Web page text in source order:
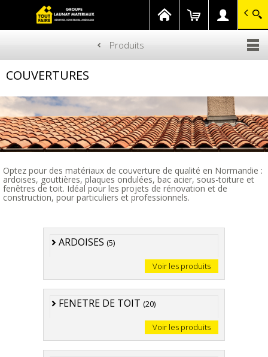
au
contenu
GROUPE LAUNAY MATERIAUX
Gagnez en savoir-faire
Produits
COUVERTURES
Optez pour des matériaux de couverture de qualité en Normandie :
ardoises, gouttières, plaques ondulées, bac acier, sous-toiture et
fenêtres de toit. Idéal pour les projets de rénovation et de
construction, pour particuliers et professionnels.
ARDOISES (5)
Voir les produits
FENETRE DE TOIT (20)
Voir les produits